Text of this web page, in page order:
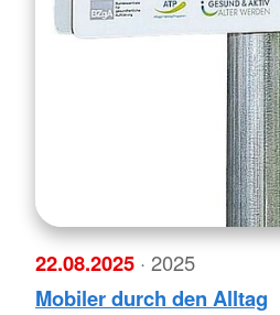
22.08.2025 · 2025
Mobiler durch den Alltag